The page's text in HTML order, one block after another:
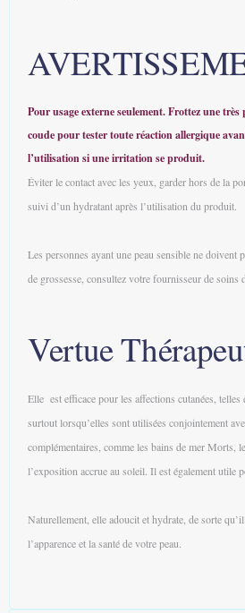
Pour usage externe seulement. Frottez une
coude pour tester toute réaction allergique
l’utilisation si une irritation se produit.
Éviter le contact avec les yeux, garder hors de la
suivi d’un hydratant après l’utilisation du produit.
Les personnes ayant une peau sensible ne doivent
de grossesse, consultez votre fournisseur de soins
Vertue
Elle est efficace pour les affections cutanées, telles
surtout lorsqu’elles sont utilisées conjointement
complémentaires, comme les bains de mer Morts,
l’exposition accrue au soleil. Il est également utile
Naturellement, elle adoucit et hydrate, de sorte
l’apparence et la santé de votre peau.